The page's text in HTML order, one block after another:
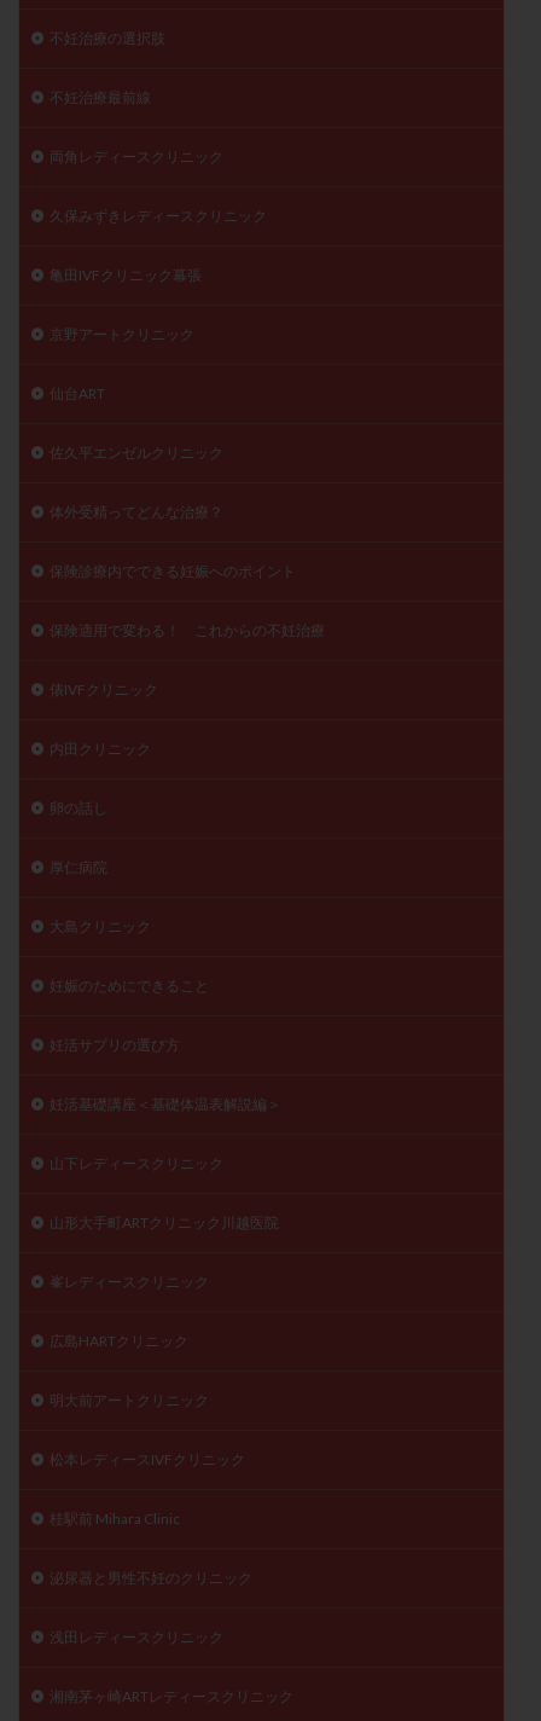
不妊治療の選択肢
不妊治療最前線
両角レディースクリニック
久保みずきレディースクリニック
亀田IVFクリニック幕張
京野アートクリニック
仙台ART
佐久平エンゼルクリニック
体外受精ってどんな治療？
保険診療内でできる妊娠へのポイント
保険適用で変わる！ これからの不妊治療
俵IVFクリニック
内田クリニック
卵の話し
厚仁病院
大島クリニック
妊娠のためにできること
妊活サプリの選び方
妊活基礎講座＜基礎体温表解説編＞
山下レディースクリニック
山形大手町ARTクリニック川越医院
峯レディースクリニック
広島HARTクリニック
明大前アートクリニック
松本レディースIVFクリニック
桂駅前 Mihara Clinic
泌尿器と男性不妊のクリニック
浅田レディースクリニック
湘南茅ヶ崎ARTレディースクリニック